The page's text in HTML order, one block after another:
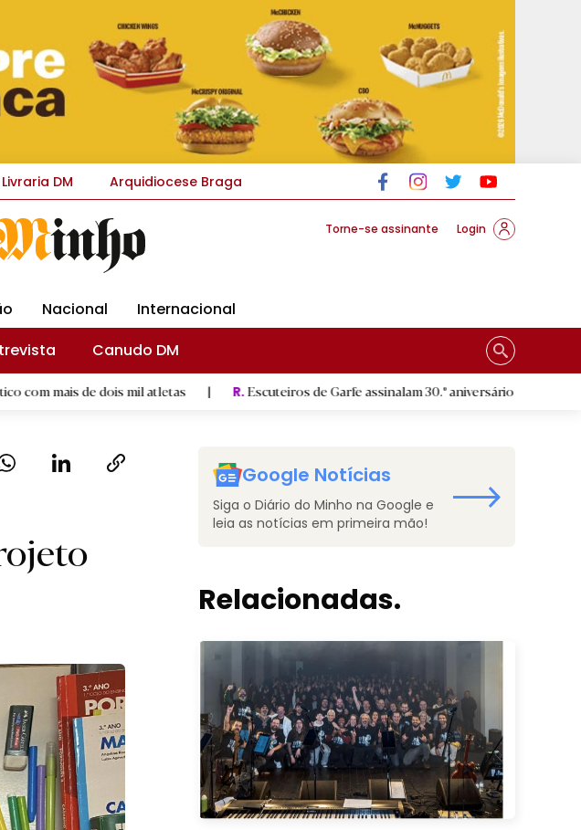
Livraria DM Arquidiocese Braga
Torne-se assinante Login
Nacional
Internacional
Canudo DM
dois mil atletas | R.Escuteiros de Garfe assinalam 30.º aniversário em setembro
Google Notícias
Siga o Diário do Minho na Google e
leia as notícias em primeira mão!
Relacionadas.